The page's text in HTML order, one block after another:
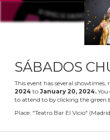
SÁBADOS
This event has several
2024 to January 20, 2024. You
to attend to by clicking the green
Place: "Teatro Bar El Vicio" (